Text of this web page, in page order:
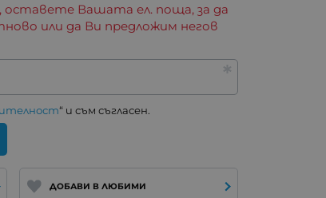
оставете Вашата ел. поща, за да
или да Ви предложим негов
“ и съм съгласен.
ДОБАВИ В ЛЮБИМИ